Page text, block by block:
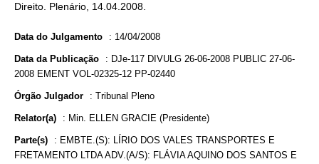
Direito. Plenário, 14.04.2008.
Data do Julgamento : 14/04/2008
Data da Publicação : DJe-117 DIVULG 26-06-2008 PUBLIC 27-06-
2008 EMENT VOL-02325-12 PP-02440
Órgão Julgador : Tribunal Pleno
Relator(a) : Min. ELLEN GRACIE (Presidente)
Parte(s) : EMBTE.(S): LÍRIO DOS VALES TRANSPORTES E
FRETAMENTO LTDA ADV.(A/S): FLÁVIA AQUINO DOS SANTOS E